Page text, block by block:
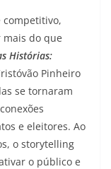
competitivo,
do que
Histórias:
Pinheiro
se tornaram
e eleitores. Ao
o storytelling
o público e